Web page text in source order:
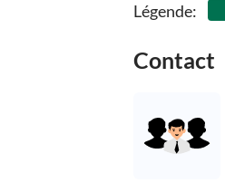
Légende:
Contact